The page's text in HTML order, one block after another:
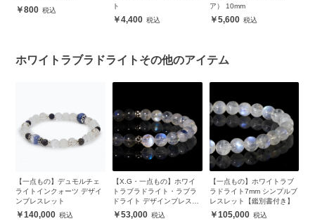
800
ト
4,400
ア） 10mm
5,600
ホワイトラブラドライトその他のアイテム
【一点もの】デュモルチェ
ライトインクォーツ デザイ
ンブレスレット
140,000
【X.G・一点もの】ホワイ
トラブラドライト・ラブラ
ドライト デザインブレスレ
ット53,000
【一点もの】ホワイトラブ
ラドライト7mm シンプルブ
レスレット【鑑別書付き】
105,000